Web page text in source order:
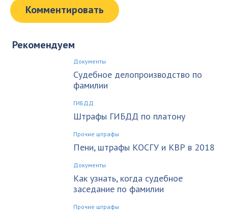
Рекомендуем
Документы
Судебное делопроизводство по
фамилии
ГИБДД
Штрафы ГИБДД по платону
Прочие штрафы
Пени, штрафы КОСГУ и КВР в 2018
Документы
Как узнать, когда судебное
заседание по фамилии
Прочие штрафы